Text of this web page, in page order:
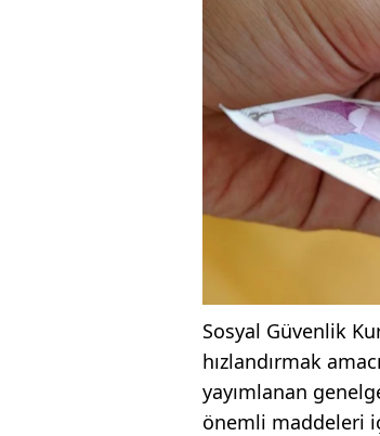
Sosyal Güvenlik
hızlandırmak
yayımlanan
önemli maddeleri